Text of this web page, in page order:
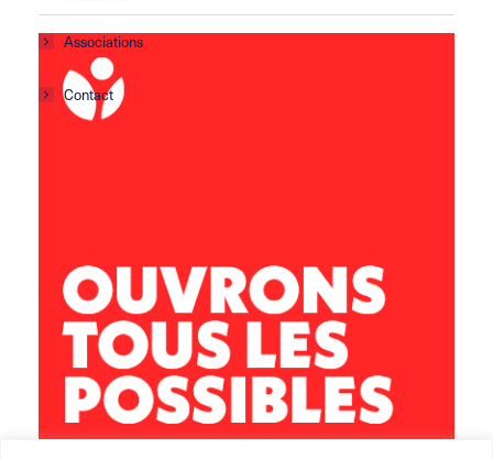
Associations
Contact
brest.horizons@leolagrange.org